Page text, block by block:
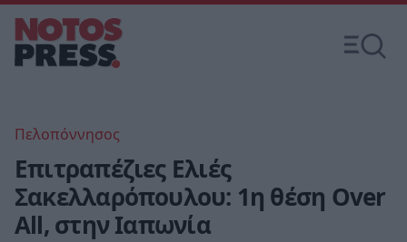
Πελοπόννησος
Επιτραπέζιες Ελιές
Σακελλαρόπουλου: 1η θέση Over
All, στην Ιαπωνία